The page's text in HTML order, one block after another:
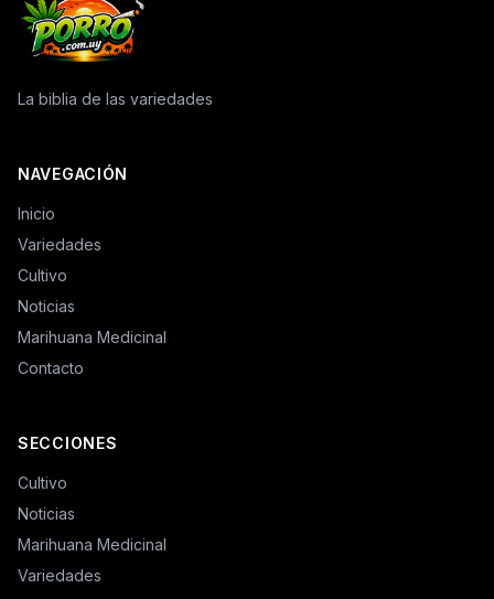
La biblia de las variedades
NAVEGACIÓN
Inicio
Variedades
Cultivo
Noticias
Marihuana Medicinal
Contacto
SECCIONES
Cultivo
Noticias
Marihuana Medicinal
Variedades